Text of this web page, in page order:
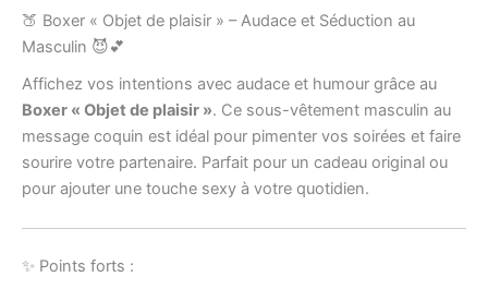
🍑 Boxer « Objet de plaisir » – Audace et Séduction au
Masculin 😈💕
Affichez vos intentions avec audace et humour grâce au
Boxer « Objet de plaisir ». Ce sous-vêtement masculin au
message coquin est idéal pour pimenter vos soirées et faire
sourire votre partenaire. Parfait pour un cadeau original ou
pour ajouter une touche sexy à votre quotidien.
✨ Points forts :